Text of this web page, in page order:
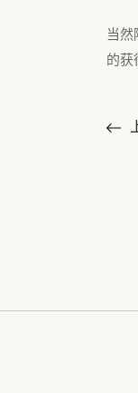
当然
的获